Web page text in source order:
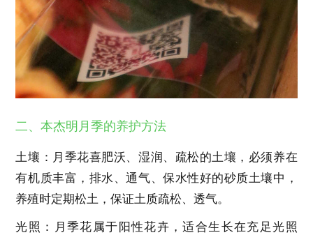
二、本杰明月季的养护方法
土壤：月季花喜肥沃、湿润、疏松的土壤，必须养在
有机质丰富，排水、通气、保水性好的砂质土壤中，
养殖时定期松土，保证土质疏松、透气。
光照：月季花属于阳性花卉，适合生长在充足光照